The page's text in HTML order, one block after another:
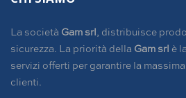
La società Gam srl
, distribuisce
sicurezza. La priorità della Gam srl è
servizi offerti per garantire la
clienti.